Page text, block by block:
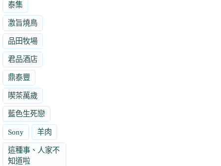
泰集
激旨燒鳥
品田牧場
君品酒店
鼎泰豐
喫茶萬歲
藍色生死戀
Sony 羊肉
這種事、人家不
知道啦